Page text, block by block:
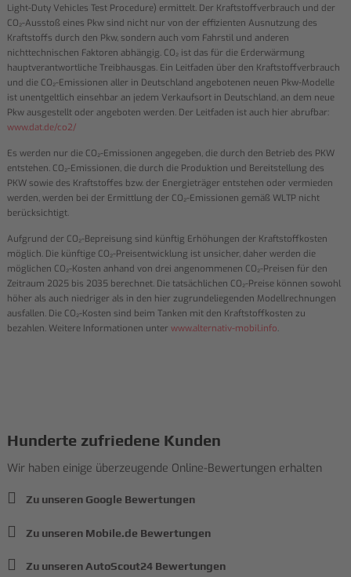
Light-Duty Vehicles Test Procedure) ermittelt. Der Kraftstoffverbrauch und der
CO₂-Ausstoß eines Pkw sind nicht nur von der effizienten Ausnutzung des
Kraftstoffs durch den Pkw, sondern auch vom Fahrstil und anderen
nichttechnischen Faktoren abhängig. CO₂ ist das für die Erderwärmung
hauptverantwortliche Treibhausgas. Ein Leitfaden über den Kraftstoffverbrauch
und die CO₂-Emissionen aller in Deutschland angebotenen neuen Pkw-Modelle
ist unentgeltlich einsehbar an jedem Verkaufsort in Deutschland, an dem neue
Pkw ausgestellt oder angeboten werden. Der Leitfaden ist auch hier abrufbar:
www.dat.de/co2/
Es werden nur die CO₂-Emissionen angegeben, die durch den Betrieb des PKW
entstehen. CO₂-Emissionen, die durch die Produktion und Bereitstellung des
PKW sowie des Kraftstoffes bzw. der Energieträger entstehen oder vermieden
werden, werden bei der Ermittlung der CO₂-Emissionen gemäß WLTP nicht
berücksichtigt.
Aufgrund der CO₂-Bepreisung sind künftig Erhöhungen der Kraftstoffkosten
möglich. Die künftige CO₂-Preisentwicklung ist unsicher, daher werden die
möglichen CO₂-Kosten anhand von drei angenommenen CO₂-Preisen für den
Zeitraum 2025 bis 2035 berechnet. Die tatsächlichen CO₂-Preise können sowohl
höher als auch niedriger als in den hier zugrundeliegenden Modellrechnungen
ausfallen. Die CO₂-Kosten sind beim Tanken mit den Kraftstoffkosten zu
bezahlen. Weitere Informationen unter www.alternativ-mobil.info.
Hunderte zufriedene Kunden
Wir haben einige überzeugende Online-Bewertungen erhalten
Zu unseren Google Bewertungen
Zu unseren Mobile.de Bewertungen
Zu unseren AutoScout24 Bewertungen